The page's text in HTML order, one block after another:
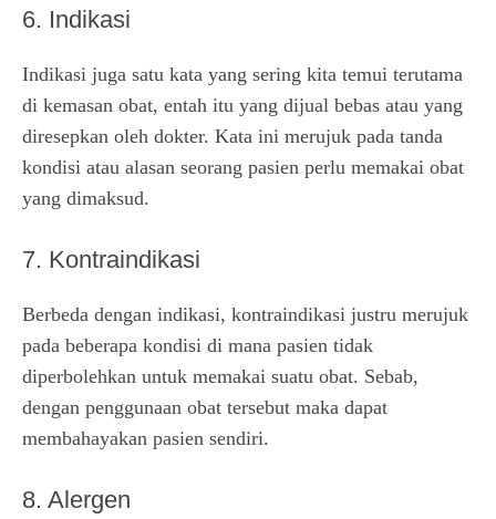
6. Indikasi
Indikasi juga satu kata yang sering kita temui terutama
di kemasan obat, entah itu yang dijual bebas atau yang
diresepkan oleh dokter. Kata ini merujuk pada tanda
kondisi atau alasan seorang pasien perlu memakai obat
yang dimaksud.
7. Kontraindikasi
Berbeda dengan indikasi, kontraindikasi justru merujuk
pada beberapa kondisi di mana pasien tidak
diperbolehkan untuk memakai suatu obat. Sebab,
dengan penggunaan obat tersebut maka dapat
membahayakan pasien sendiri.
8. Alergen